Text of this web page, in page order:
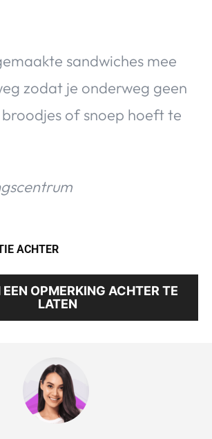
sandwiches mee
zodat je onderweg geen
broodjes of snoep hoeft te
ACHTER
EEN OPMERKING ACHTER TE
LATEN